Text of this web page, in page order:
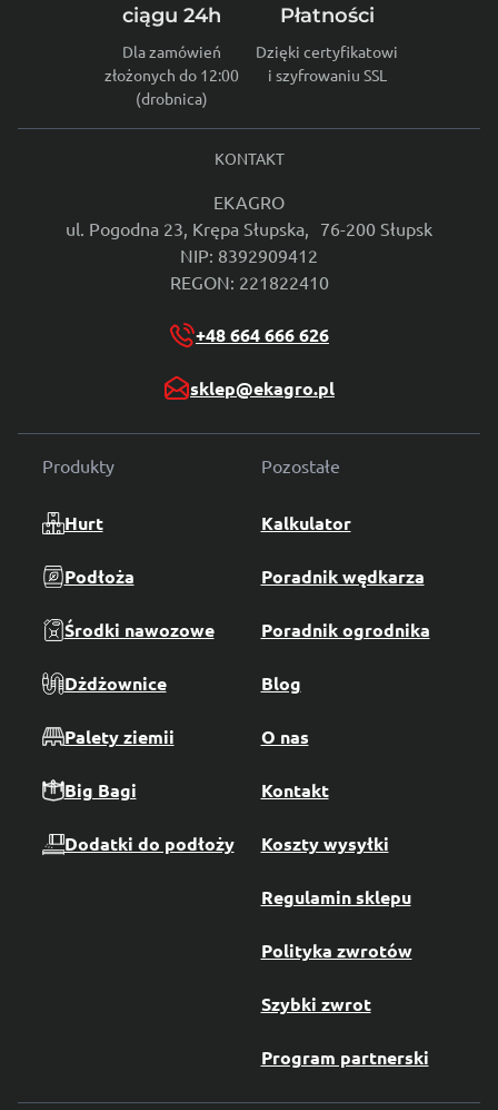
ciągu 24h
Dla zamówień
złożonych do 12:00
(drobnica)
Płatności
Dzięki certyfikatowi
i szyfrowaniu SSL
KONTAKT
EKAGRO
ul. Pogodna 23, Krępa Słupska, 76-200 Słupsk
NIP: 8392909412
REGON: 221822410
+48 664 666 626
sklep@ekagro.pl
Produkty
Hurt
Podłoża
Środki nawozowe
Dżdżownice
Palety ziemii
Big Bagi
Dodatki do podłoży
Pozostałe
Kalkulator
Poradnik wędkarza
Poradnik ogrodnika
Blog
O nas
Kontakt
Koszty wysyłki
Regulamin sklepu
Polityka zwrotów
Szybki zwrot
Program partnerski